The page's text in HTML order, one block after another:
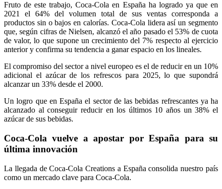
Fruto de este trabajo, Coca-Cola en España ha logrado ya que en
2021 el 64% del volumen total de sus ventas corresponda a
productos sin o bajos en calorías. Coca-Cola lidera así un segmento
que, según cifras de Nielsen, alcanzó el año pasado el 53% de cuota
de valor, lo que supone un crecimiento del 7% respecto al ejercicio
anterior y confirma su tendencia a ganar espacio en los lineales.
El compromiso del sector a nivel europeo es el de reducir en un 10%
adicional el azúcar de los refrescos para 2025, lo que supondrá
alcanzar un 33% desde el 2000.
Un logro que en España el sector de las bebidas refrescantes ya ha
alcanzado al conseguir reducir en los últimos 10 años un 38% el
azúcar de sus bebidas.
Coca-Cola vuelve a apostar por España para su
última innovación
La llegada de Coca-Cola Creations a España consolida nuestro país
como un mercado clave para Coca-Cola.